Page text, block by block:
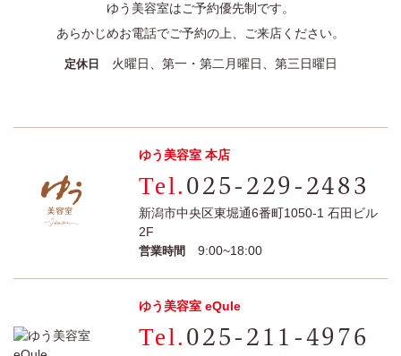
ゆう美容室はご予約優先制です。
あらかじめお電話でご予約の上、ご来店ください。
定休日 火曜日、第一・第二月曜日、第三日曜日
ゆう美容室 本店
025-229-2483
新潟市中央区東堀通6番町1050-1 石田ビル
2F
営業時間 9:00~18:00
ゆう美容室 eQule
025-211-4976